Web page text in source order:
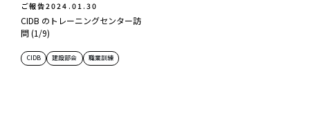
ご報告2024.01.30
CIDB のトレーニングセンター訪
問 (1/9)
CIDB 建設部会 職業訓練